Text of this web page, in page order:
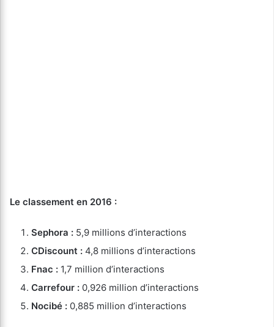
Le classement en 2016 :
Sephora : 5,9 millions d’interactions
CDiscount : 4,8 millions d’interactions
Fnac : 1,7 million d’interactions
Carrefour : 0,926 million d’interactions
Nocibé : 0,885 million d’interactions